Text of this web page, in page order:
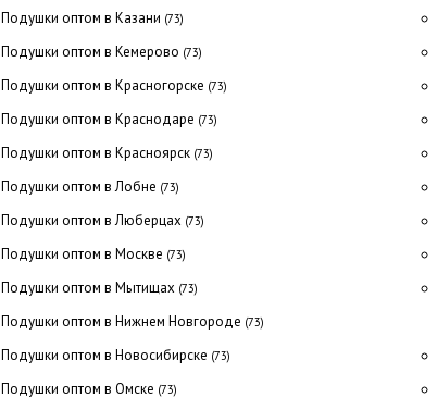
Подушки оптом в Казани (73)
Подушки оптом в Кемерово (73)
Подушки оптом в Красногорске (73)
Подушки оптом в Краснодаре (73)
Подушки оптом в Красноярск (73)
Подушки оптом в Лобне (73)
Подушки оптом в Люберцах (73)
Подушки оптом в Москве (73)
Подушки оптом в Мытищах (73)
Подушки оптом в Нижнем Новгороде (73)
Подушки оптом в Новосибирске (73)
Подушки оптом в Омске (73)